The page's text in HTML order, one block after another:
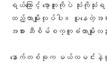
ရယ်ကြောင့် ဖော့ဘူးကိုပဲ သုံးကိုသုံ
ထည့်တာမျိုးလုပ်ပါ။​ ပူနေတဲ့အ
အစား ဆီစိမ်စက္ကူခံတာမျိုးလ
နောက်တစ်ခုက မယ်လမင်းနဲ့လု